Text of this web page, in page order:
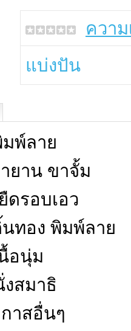
ควา
แบ่งปัน
มพ์ลาย
ายาน ขาจั้ม
ดรอบเอว
ทอง พิมพ์ลาย
อนุ่ม
สมาธิ
าสอื่นๆ